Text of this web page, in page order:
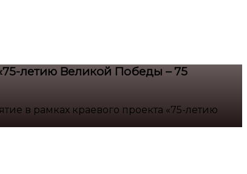
летию Великой Победы – 75
в рамках краевого проекта «75-летию